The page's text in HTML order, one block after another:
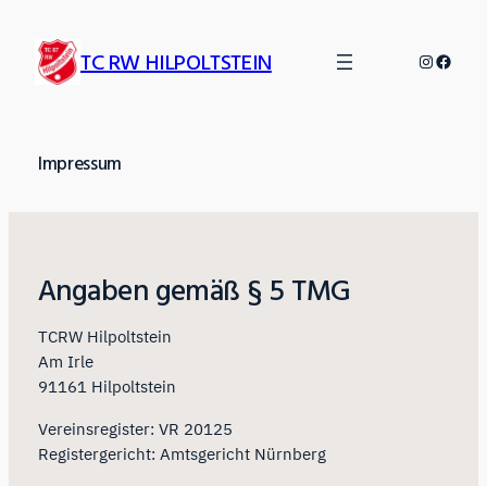
Inhalt
springen TC RW HILPOLTSTEIN
Impressum
Angaben gemäß § 5 TMG
TCRW Hilpoltstein
Am Irle
91161 Hilpoltstein
Vereinsregister: VR 20125
Registergericht: Amtsgericht Nürnberg